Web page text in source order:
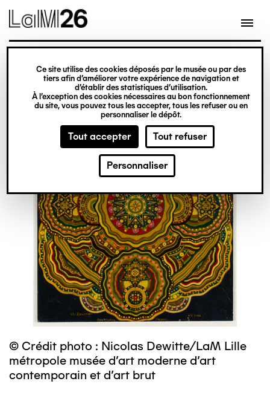
Gestion des cookies
Ce site utilise des cookies déposés par le musée ou par des
tiers afin d’améliorer votre expérience de navigation et
d’établir des statistiques d’utilisation.
À l’exception des cookies nécessaires au bon fonctionnement
du site, vous pouvez tous les accepter, tous les refuser ou en
personnaliser le dépôt.
Tout accepter Tout refuser
Personnaliser
contenu
© Crédit photo : Nicolas Dewitte/LaM Lille
métropole musée d’art moderne d’art
contemporain et d’art brut